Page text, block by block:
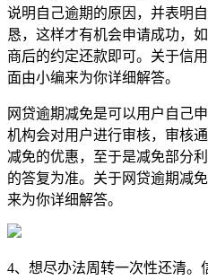
说明自己逾期的原因，并表明
恳，这样才有机会申请成功，
商后的约定还款即可。关于信
面由小编来为你详细解答。
网贷逾期减免是可以用户自己
机构会对用户进行审核，审核
减免的优惠，至于是减免部分
的答复为准。关于网贷逾期减
来为你详细解答。
4、想尽办法周转一次性还清。